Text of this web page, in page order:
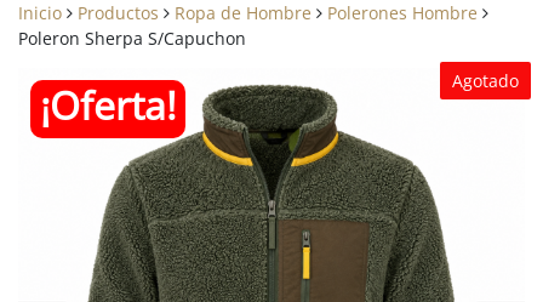
Inicio Productos Ropa de Hombre
Polerones Hombre
Poleron Sherpa S/Capuchon
¡Oferta! Agotado